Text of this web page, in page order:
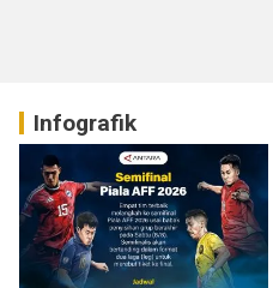
Infografik